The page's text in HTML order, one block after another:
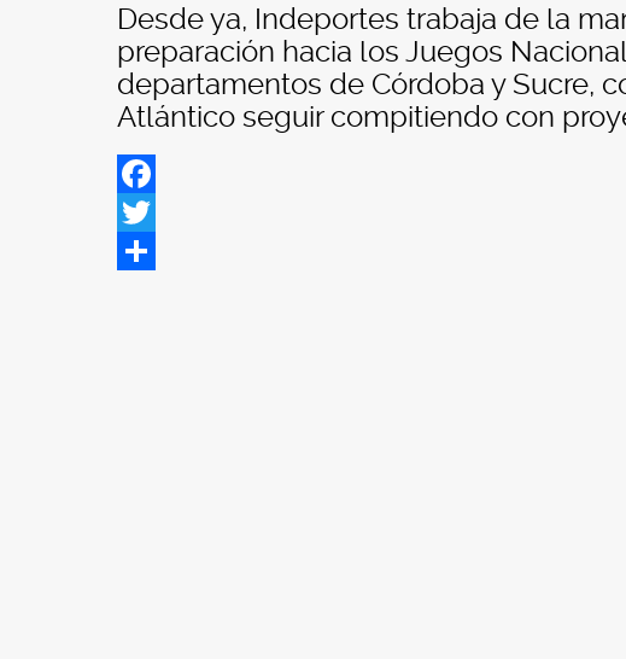
Desde ya, Indeportes trabaja de la
preparación hacia los Juegos
departamentos de Córdoba y Sucre,
Atlántico seguir compitiendo con
Facebook
Twitter